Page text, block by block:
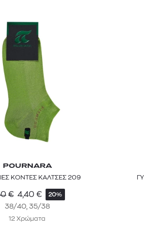
POURNARA
ΚΟΝΤΕΣ ΚΑΛΤΣΕΣ 209
€ 4,40 € 20%
38/40, 35/38
12 Χρώματα